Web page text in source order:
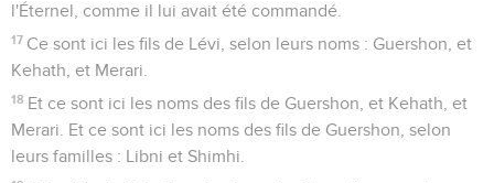
l'Éternel, comme il lui avait été commandé.
17 Ce sont ici les fils de Lévi, selon leurs noms : Guershon, et
Kehath, et Merari.
18 Et ce sont ici les noms des fils de Guershon, et Kehath, et
Merari. Et ce sont ici les noms des fils de Guershon, selon
leurs familles : Libni et Shimhi.